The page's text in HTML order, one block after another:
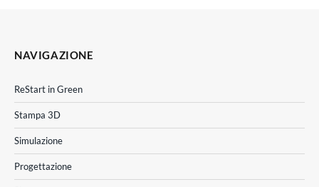
NAVIGAZIONE
ReStart in Green
Stampa 3D
Simulazione
Progettazione